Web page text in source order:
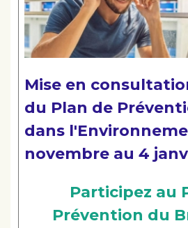
Mise en
du Plan de
dans
novembre au 4
Participez au
Prévention du